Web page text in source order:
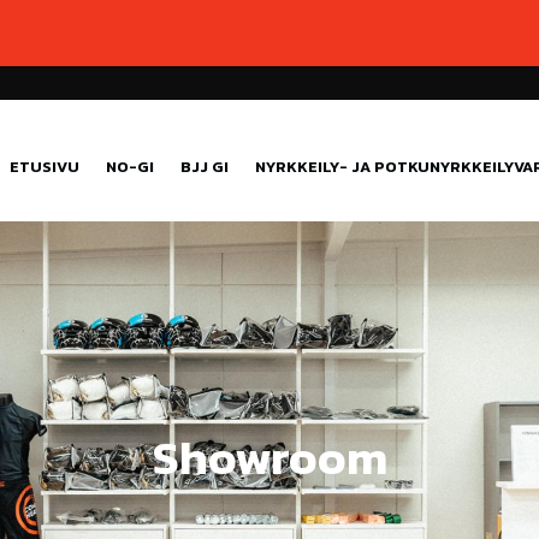
ETUSIVU NO-GI BJJ GI NYRKKEILY- JA
Showroom